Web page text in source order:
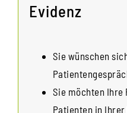
Evidenz
Sie wünschen
Sie möchten Ihre
Patienten in